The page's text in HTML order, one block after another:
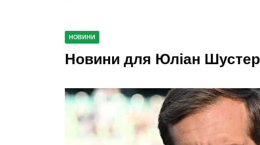
НОВИНИ
Новини для Юліан Шустер